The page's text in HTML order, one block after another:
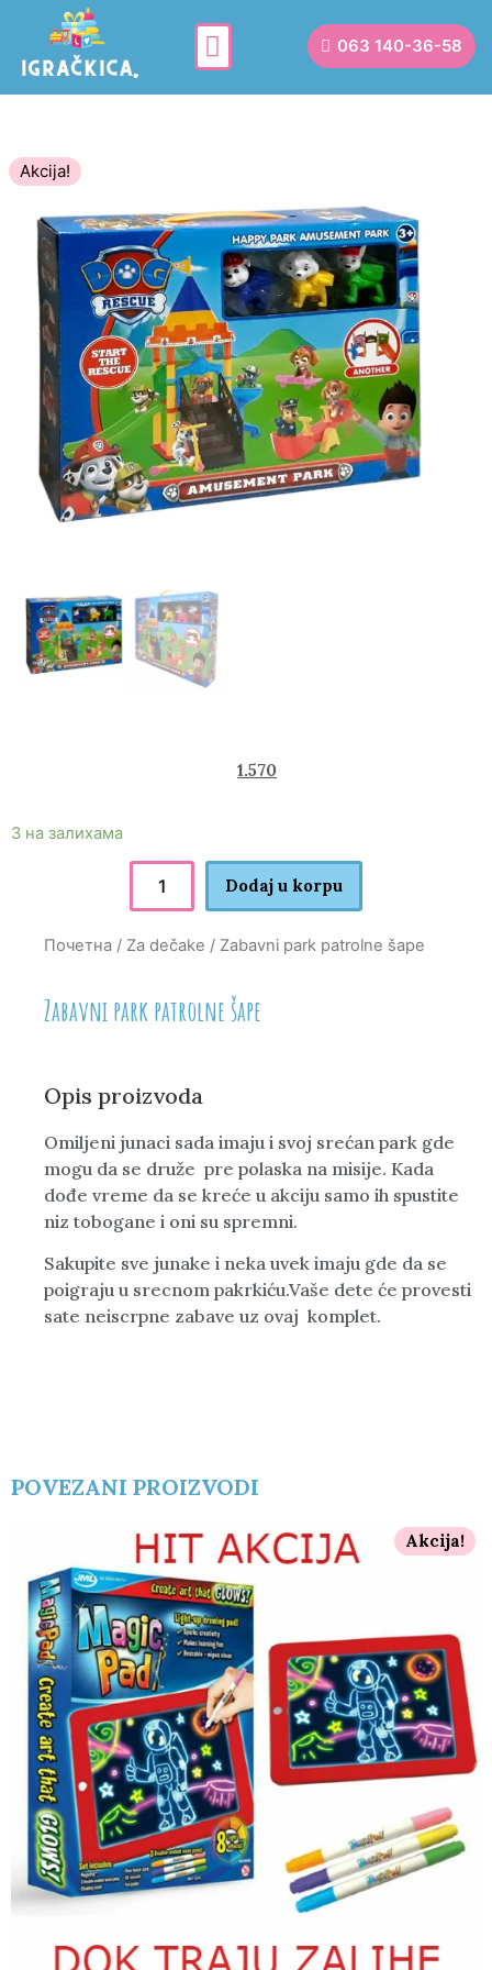
063 140-36-58
Akcija!
1.570
3 на залихама
Dodaj u korpu
Почетна / Za dečake / Zabavni park patrolne šape
Zabavni park patrolne šape
Opis proizvoda
Omiljeni junaci sada imaju i svoj srećan park gde
mogu da se druže pre polaska na misije. Kada
dođe vreme da se kreće u akciju samo ih spustite
niz tobogane i oni su spremni.
Sakupite sve junake i neka uvek imaju gde da se
poigraju u srecnom pakrkiću.Vaše dete će provesti
sate neiscrpne zabave uz ovaj komplet.
POVEZANI PROIZVODI
Akcija!